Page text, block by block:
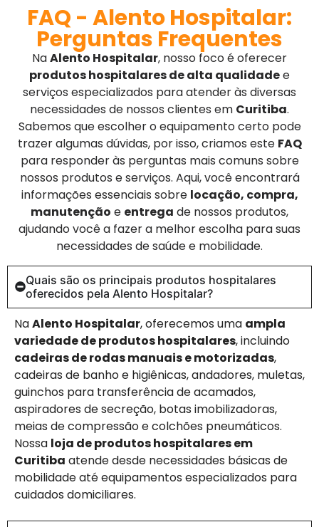
FAQ - Alento Hospitalar:
Perguntas Frequentes
NaAlento Hospitalar, nosso foco é oferecer
produtos hospitalares de alta qualidadee
serviços especializados para atender às diversas
necessidades de nossos clientes em Curitiba.
Sabemos que escolher o equipamento certo pode
trazer algumas dúvidas, por isso, criamos este FAQ
para responder às perguntas mais comuns sobre
nossos produtos e serviços. Aqui, você encontrará
informações essenciais sobre locação, compra,
manutenção e entrega de nossos produtos,
ajudando você a fazer a melhor escolha para suas
necessidades de saúde e mobilidade.
Quais são os principais produtos hospitalares
oferecidos pela Alento Hospitalar?
NaAlento Hospitalar, oferecemos uma ampla
variedade de produtos hospitalares, incluindo
cadeiras de rodas manuais e motorizadas,
cadeiras de banho e higiênicas, andadores, muletas,
guinchos para transferência de acamados,
aspiradores de secreção, botas imobilizadoras,
meias de compressão e colchões pneumáticos.
Nossa loja de produtos hospitalares em
Curitiba atende desde necessidades básicas de
mobilidade até equipamentos especializados para
cuidados domiciliares.